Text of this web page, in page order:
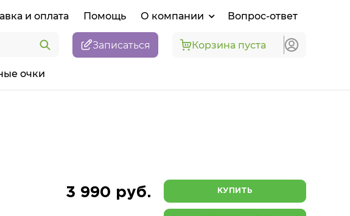
и оплата Помощь О компании Вопрос-ответ
Записаться Корзина пуста
очки
3 990 руб. КУПИТЬ